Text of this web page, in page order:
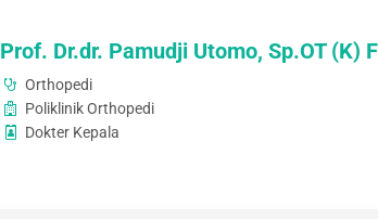
Prof. Dr.dr. Pamudji Utomo, Sp.OT (K)
Orthopedi
Poliklinik Orthopedi
Dokter Kepala